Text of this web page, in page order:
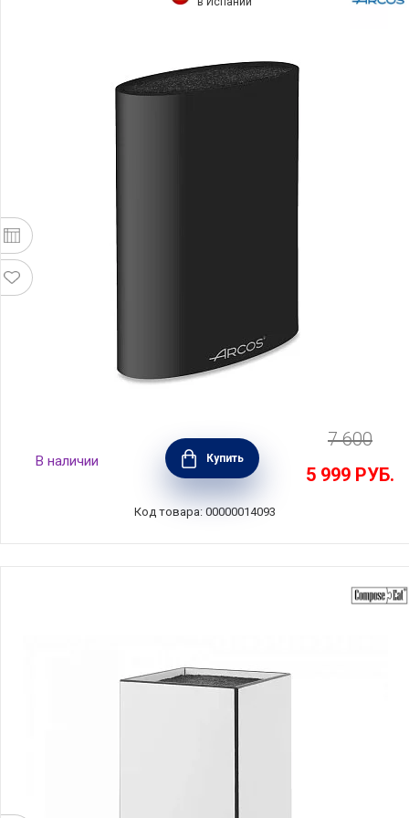
Подставка для ножей универсальная
материал пластик, цвет черный, Arcos,
Испания, 794500 Arcos
В наличии Купить
7 600
5 999 РУБ.
Код товара: 00000014093